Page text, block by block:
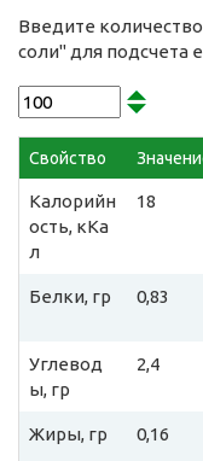
Введите
соли" для подсчета
Свойство
Калорийн
ость, кКа
л
18
Белки, гр 0,83
Углевод
ы, гр
2,4
Жиры, гр 0,16